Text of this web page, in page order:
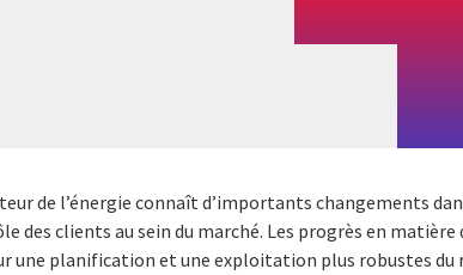
de l’énergie connaît d’importants changements
des clients au sein du marché. Les progrès en matière
une planification et une exploitation plus robustes du